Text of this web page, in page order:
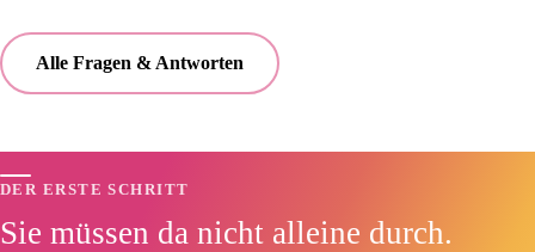
Alle Fragen & Antworten
DER ERSTE SCHRITT
Sie müssen da nicht alleine durch.